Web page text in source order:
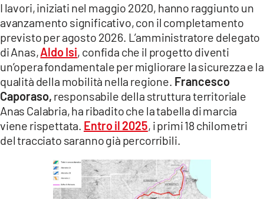
I lavori, iniziati nel maggio 2020, hanno raggiunto un
avanzamento significativo, con il completamento
previsto per agosto 2026. L’amministratore delegato
di Anas,Aldo Isi, confida che il progetto diventi
un’opera fondamentale per migliorare la sicurezza e la
qualità della mobilità nella regione. Francesco
Caporaso, responsabile della struttura territoriale
Anas Calabria, ha ribadito che la tabella di marcia
viene rispettata. Entro il 2025, i primi 18 chilometri
del tracciato saranno già percorribili.